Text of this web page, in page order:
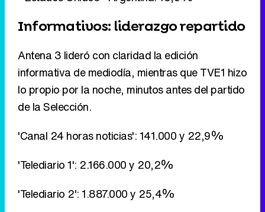
lo propio por la noche, minutos antes del partido
de la Selección.
'Canal 24 horas noticias': 141.000 y 22,9%
'Telediario 1': 2.166.000 y 20,2%
'Telediario 2': 1.887.000 y 25,4%
'Euronews': 62.000 y 14,6%
'Informativos T5 14:30': 1.929.000 y 19,3%
'Informativos T5 21:00': 1.295.000 y 18,3%